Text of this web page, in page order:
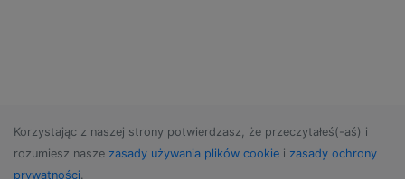
Korzystając z naszej strony potwierdzasz, że przeczytałeś(-aś) i
rozumiesz nasze zasady używania plików cookie i zasady ochrony
prywatności.